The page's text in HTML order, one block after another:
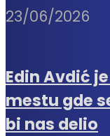
23/06/2026
Edin Avdić
mestu gde
bi nas delio